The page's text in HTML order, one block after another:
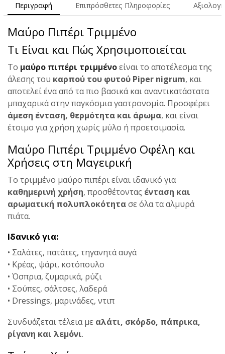
Περιγραφή Επιπρόσθετες Πληροφορίες
Μαύρο Πιπέρι Τριμμένο
Τι Είναι και Πώς Χρησιμοποιείται
Το μαύρο πιπέρι τριμμένοείναι το αποτέλεσμα της
άλεσης του καρπού του φυτού Piper nigrum, και
αποτελεί ένα από τα πιο βασικά και αναντικατάστατα
μπαχαρικά στην παγκόσμια γαστρονομία. Προσφέρει
άμεση ένταση, θερμότητα και άρωμα, και είναι
έτοιμο για χρήση χωρίς μύλο ή προετοιμασία.
Μαύρο Πιπέρι Τριμμένο Οφέλη και
Χρήσεις στη Μαγειρική
Το τριμμένο μαύρο πιπέρι είναι ιδανικό για
καθημερινή χρήση, προσθέτοντας ένταση και
αρωματική πολυπλοκότητασε όλα τα αλμυρά
πιάτα.
Ιδανικό για:
• Σαλάτες, πατάτες, τηγανητά αυγά
• Κρέας, ψάρι, κοτόπουλο
• Όσπρια, ζυμαρικά, ρύζι
• Σούπες, σάλτσες, λαδερά
• Dressings, μαρινάδες, ντιπ
Συνδυάζεται τέλεια με αλάτι, σκόρδο, πάπρικα,
ρίγανη και λεμόνι.